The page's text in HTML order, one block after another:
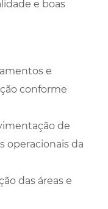
e boas
e
conforme
de
operacionais da
das áreas e